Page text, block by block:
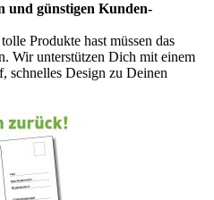
und günstigen Kunden-
Produkte hast müssen das
Wir unterstützen Dich mit einem
schnelles Design zu Deinen